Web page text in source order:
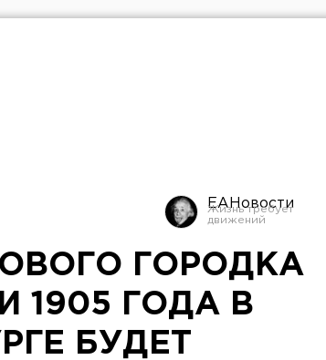
ЕАНовости
ГОРОДКА
1905 ГОДА В
БУДЕТ